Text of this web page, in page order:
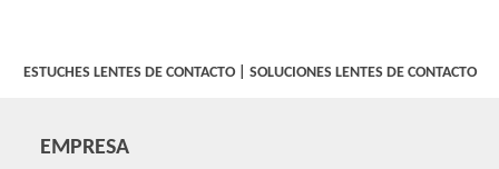
ESTUCHES LENTES DE CONTACTO| SOLUCIONES LENTES DE CONTACTO
EMPRESA